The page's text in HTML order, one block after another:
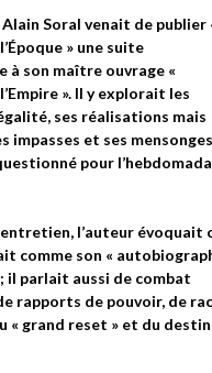
Alain Soral venait de publier
» une suite
à son maître ouvrage «
». Il y explorait les
ses réalisations mais
impasses et ses
pour
l’auteur évoquait
comme son «
il parlait aussi de combat
rapports de pouvoir, de
« grand reset » et du